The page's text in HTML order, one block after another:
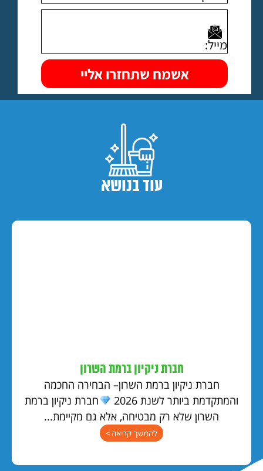
עוד בנושא
חברת ניקיון ברמת השרון
חברת ניקיון ברמת השרון– הבחירה החכמה
והמתקדמת ביותר לשנת 2026
חברת ניקיון ברמת
השרון שלא רק מבטיחה, אלא גם מקיימת...
להמשך קריאה >